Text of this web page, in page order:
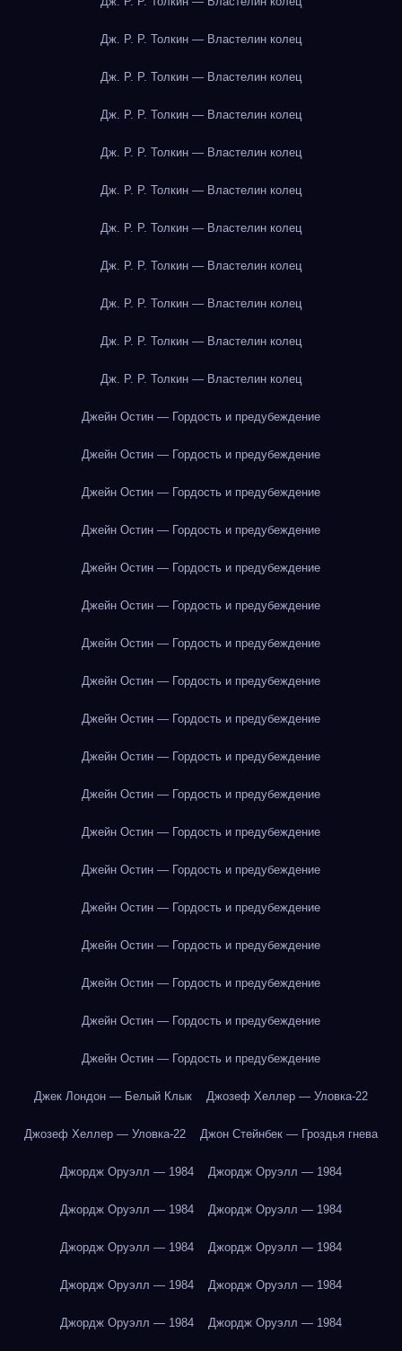
Дж. Р. Р. Толкин — Властелин колец
Дж. Р. Р. Толкин — Властелин колец
Дж. Р. Р. Толкин — Властелин колец
Дж. Р. Р. Толкин — Властелин колец
Дж. Р. Р. Толкин — Властелин колец
Дж. Р. Р. Толкин — Властелин колец
Дж. Р. Р. Толкин — Властелин колец
Дж. Р. Р. Толкин — Властелин колец
Дж. Р. Р. Толкин — Властелин колец
Дж. Р. Р. Толкин — Властелин колец
Джейн Остин — Гордость и предубеждение
Джейн Остин — Гордость и предубеждение
Джейн Остин — Гордость и предубеждение
Джейн Остин — Гордость и предубеждение
Джейн Остин — Гордость и предубеждение
Джейн Остин — Гордость и предубеждение
Джейн Остин — Гордость и предубеждение
Джейн Остин — Гордость и предубеждение
Джейн Остин — Гордость и предубеждение
Джейн Остин — Гордость и предубеждение
Джейн Остин — Гордость и предубеждение
Джейн Остин — Гордость и предубеждение
Джейн Остин — Гордость и предубеждение
Джейн Остин — Гордость и предубеждение
Джейн Остин — Гордость и предубеждение
Джейн Остин — Гордость и предубеждение
Джейн Остин — Гордость и предубеждение
Джейн Остин — Гордость и предубеждение
Джек Лондон — Белый Клык Джозеф Хеллер — Уловка-22
Джозеф Хеллер — Уловка-22 Джон Стейнбек — Гроздья гнева
Джордж Оруэлл — 1984 Джордж Оруэлл — 1984
Джордж Оруэлл — 1984 Джордж Оруэлл — 1984
Джордж Оруэлл — 1984 Джордж Оруэлл — 1984
Джордж Оруэлл — 1984 Джордж Оруэлл — 1984
Джордж Оруэлл — 1984 Джордж Оруэлл — 1984